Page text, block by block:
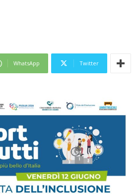
WhatsApp Twitter